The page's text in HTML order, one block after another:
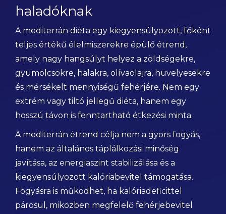
haladóknak
A mediterrán diéta egy kiegyensúlyozott, főként
teljes értékű élelmiszerekre épülő étrend,
amely nagy hangsúlyt helyez a zöldségekre,
gyümölcsökre, halakra, olívaolajra, hüvelyesekre
és mérsékelt mennyiségű fehérjére. Nem egy
extrém vagy tiltó jellegű diéta, hanem egy
hosszú távon is fenntartható étkezési minta.
A mediterrán étrend célja nem a gyors fogyás,
hanem az általános táplálkozási minőség
javítása, az energiaszint stabilizálása és a
kiegyensúlyozott kalóriabevitel támogatása.
Fogyásra is működhet, ha kalóriadeficittel
párosul, miközben megfelelő fehérjebevitel